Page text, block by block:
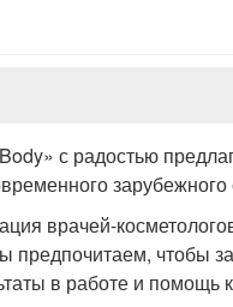
с радостью
врачей-
чтобы
в работе и помощь